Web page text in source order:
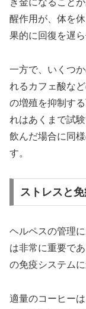
醒作用が、体を
果的に回復を遅
一方で、いくつ
れるカフェ酸な
の増殖を抑制す
れはあくまで試
飲んだ場合に同
す。
ストレスと
ヘルペスの管理
は非常に重要で
の免疫システム
適量のコーヒー